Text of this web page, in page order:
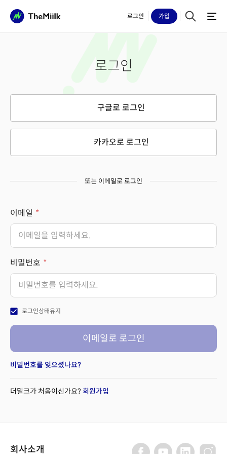
로그인 가입
로그인
구글로 로그인
카카오로 로그인
또는 이메일로 로그인
이메일
비밀번호
check_box 로그인상태유지
이메일로 로그인
비밀번호를 잊으셨나요?
더밀크가 처음이신가요? 회원가입
회사소개